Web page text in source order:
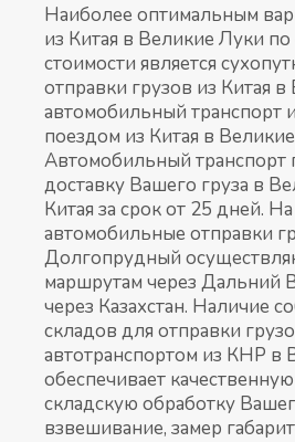
Наиболее оптимальным
из Китая в Великие Луки по
стоимости является
отправки грузов из Китая
автомобильный транспорт
поездом из Китая в
Автомобильный транспорт
доставку Вашего груза в
Китая за срок от 25 дней.
автомобильные отправки
Долгопрудный
маршрутам через Дальний
через Казахстан. Наличие
складов для отправки
автотранспортом из КНР в
обеспечивает
складскую обработку
взвешивание, замер